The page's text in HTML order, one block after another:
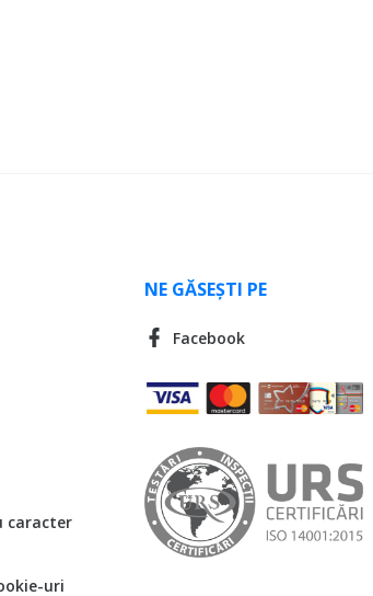
caracter
uri
NE GĂSEȘTI PE
Facebook